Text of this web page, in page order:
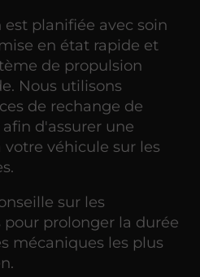
planifiée avec soin
en état rapide et
de propulsion
Nous utilisons
de rechange de
d'assurer une
véhicule sur les
sur les
prolonger la durée
mécaniques les plus